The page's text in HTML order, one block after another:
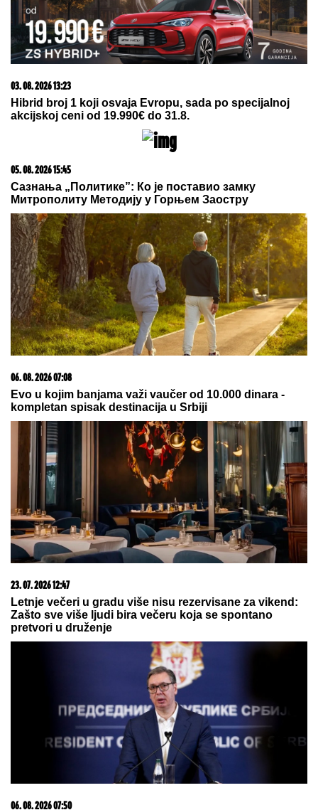
Lepa Brena pala kao pokošena!
Odjednom se srušila, svi skočili u
pomoć!
KAMION USMRTIO PUTARE:
teške saobraćajne nesreće na
saobraćajnici Šabac - Loznica kod
Majka i ćerka Aneli Ahmić završile u bolnici!
KLADIONIČARSKI KOKTEL:Tiket
sastavljen od različitih sportova
"Šta sam Bogu zgrešila da dobijem
ovakvo dete?" Bolne reči naše
pevačice, više ne može da se bori
Ovo je današnji predlog
redakcije Tipa za popularnu igru "prelaza"
OVO JE TRAGIČNA PRIČA KOJA SE
KRIJE IZA PESME "IVANOVA
KORITA"Merima Njegomir tražila
IZMENU teksta: "Ti stihovi su
naknadno dopisani"